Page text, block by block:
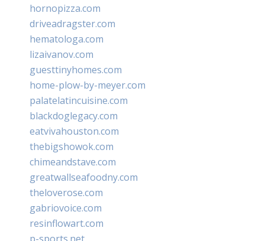
hornopizza.com
driveadragster.com
hematologa.com
lizaivanov.com
guesttinyhomes.com
home-plow-by-meyer.com
palatelatincuisine.com
blackdoglegacy.com
eatvivahouston.com
thebigshowok.com
chimeandstave.com
greatwallseafoodny.com
theloverose.com
gabriovoice.com
resinflowart.com